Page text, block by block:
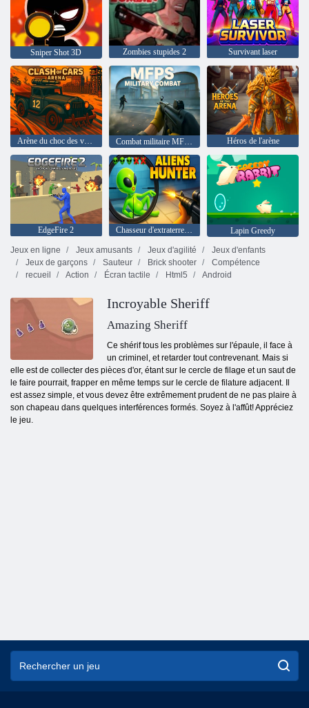
Sniper Shot 3D Zombies stupides 2 Survivant laser
Arène du choc des voitures Combat militaire MFPS Héros de l'arène
EdgeFire 2 Chasseur d'extraterrestres
Lapin Greedy
Jeux en ligne
Jeux amusants Jeux d'agilité
Jeux d'enfants
Jeux de garçons
Sauteur Brick shooter
Compétence
recueil
Action Écran tactile Html5 Android
Incroyable Sheriff
Amazing Sheriff
Ce shérif tous les problèmes sur l'épaule, il face à
un criminel, et retarder tout contrevenant. Mais si
elle est de collecter des pièces d'or, étant sur ​​le cercle de filage et un saut de
le faire pourrait, frapper en même temps sur le cercle de filature adjacent. Il
est assez simple, et vous devez être extrêmement prudent de ne pas plaire à
son chapeau dans quelques interférences formés. Soyez à l'affût! Appréciez
le jeu.